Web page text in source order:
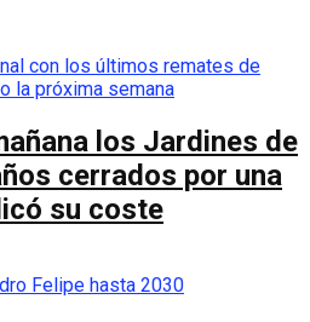
los Jardines de
cerrados por una
su coste